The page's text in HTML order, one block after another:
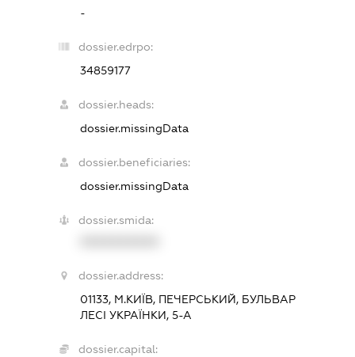
-
dossier.edrpo:
34859177
dossier.heads:
dossier.missingData
dossier.beneficiaries:
dossier.missingData
dossier.smida:
dossier.address:
01133, М.КИЇВ, ПЕЧЕРСЬКИЙ, БУЛЬВАР
ЛЕСІ УКРАЇНКИ, 5-А
dossier.capital: